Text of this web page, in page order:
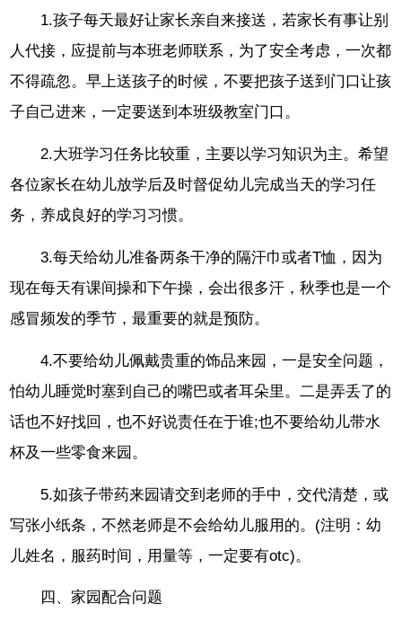
1.孩子每天最好让家长亲自来接送，若家长有事让别
人代接，应提前与本班老师联系，为了安全考虑，一次都
不得疏忽。早上送孩子的时候，不要把孩子送到门口让孩
子自己进来，一定要送到本班级教室门口。
2.大班学习任务比较重，主要以学习知识为主。希望
各位家长在幼儿放学后及时督促幼儿完成当天的学习任
务，养成良好的学习习惯。
3.每天给幼儿准备两条干净的隔汗巾或者T恤，因为
现在每天有课间操和下午操，会出很多汗，秋季也是一个
感冒频发的季节，最重要的就是预防。
4.不要给幼儿佩戴贵重的饰品来园，一是安全问题，
怕幼儿睡觉时塞到自己的嘴巴或者耳朵里。二是弄丢了的
话也不好找回，也不好说责任在于谁;也不要给幼儿带水
杯及一些零食来园。
5.如孩子带药来园请交到老师的手中，交代清楚，或
写张小纸条，不然老师是不会给幼儿服用的。(注明：幼
儿姓名，服药时间，用量等，一定要有otc)。
四、家园配合问题